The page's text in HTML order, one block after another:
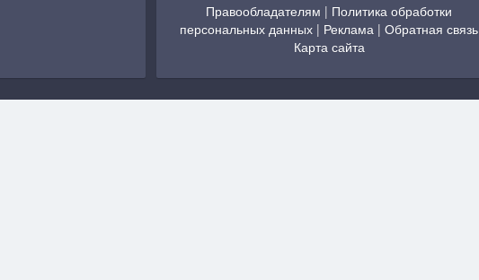
Правообладателям | Политика обработки
персональных данных | Реклама | Обратная связь
Карта сайта